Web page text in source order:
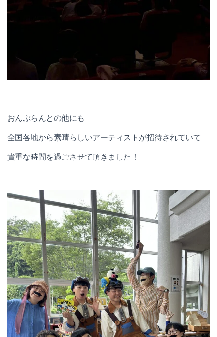
おんぷらんとの他にも
全国各地から素晴らしいアーティストが招待されていて
貴重な時間を過ごさせて頂きました！